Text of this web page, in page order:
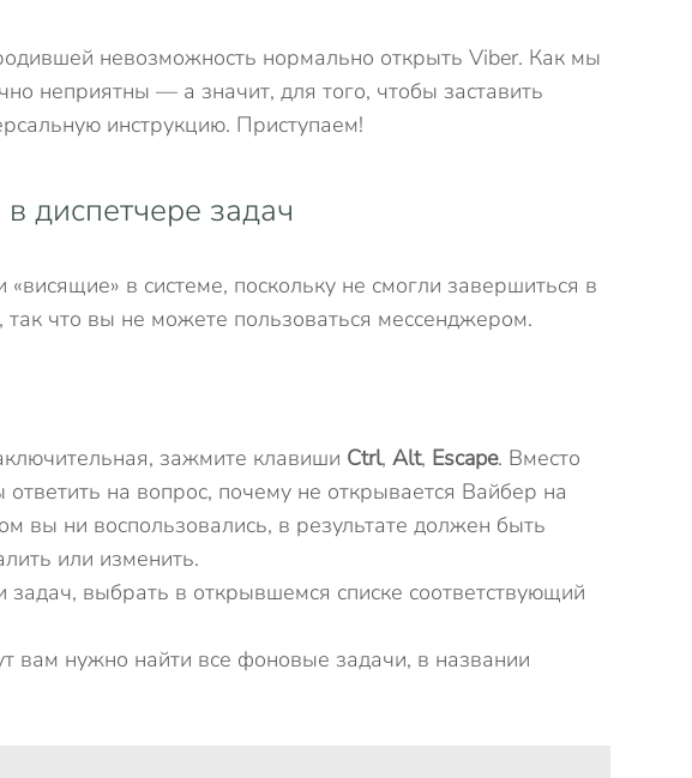
невозможность нормально открыть Viber. Как мы
неприятны — а значит, для того, чтобы заставить
инструкцию. Приступаем!
диспетчере задач
в системе, поскольку не смогли завершиться в
что вы не можете пользоваться мессенджером.
зажмите клавиши Ctrl, Alt, Escape. Вместо
на вопрос, почему не открывается Вайбер на
вы ни воспользовались, в результате должен быть
или изменить.
выбрать в открывшемся списке соответствующий
вам нужно найти все фоновые задачи, в названии